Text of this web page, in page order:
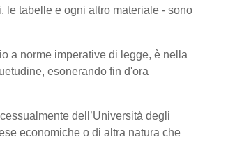
le tabelle e ogni altro materiale - sono
a norme imperative di legge, è nella
esonerando fin d'ora
dell’Università degli
economiche o di altra natura che